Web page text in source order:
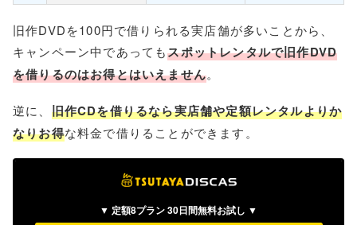
旧作DVDを100円で借りられる実店舗が多いことから、
キャンペーン中であってもスポットレンタルで旧作DVD
を借りるのはお得とはいえません。
逆に、 旧作CDを借りるなら実店舗や定額レンタルよりか
なりお得な料金で借りることができます。
▼ 定額8プラン 30日間無料お試し ▼